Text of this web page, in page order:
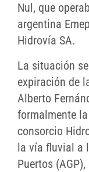
Nul, que
argentina
Hidrovía SA.
La situación
expiración de
Alberto
formalmente
consorcio
la vía fluvial a
Puertos